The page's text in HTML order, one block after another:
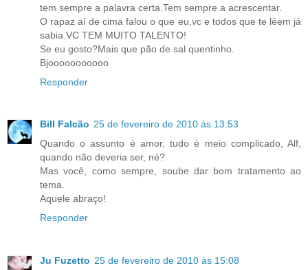
tem sempre a palavra certa.Tem sempre a acrescentar.
O rapaz aí de cima falou o que eu,vc e todos que te lêem já
sabia.VC TEM MUITO TALENTO!
Se eu gosto?Mais que pão de sal quentinho.
Bjooooooooooo
Responder
Bill Falcão 25 de fevereiro de 2010 às 13:53
Quando o assunto é amor, tudo é meio complicado, Alf,
quando não deveria ser, né?
Mas você, como sempre, soube dar bom tratamento ao
tema.
Aquele abraço!
Responder
Ju Fuzetto 25 de fevereiro de 2010 às 15:08